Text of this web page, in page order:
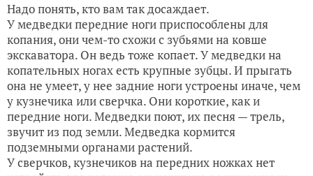
Надо понять, кто вам так досаждает.
У медведки передние ноги приспособлены для
копания, они чем-то схожи с зубьями на ковше
экскаватора. Он ведь тоже копает. У медведки на
копательных ногах есть крупные зубцы. И прыгать
она не умеет, у нее задние ноги устроены иначе, чем
у кузнечика или сверчка. Они короткие, как и
передние ноги. Медведки поют, их песня — трель,
звучит из под земли. Медведка кормится
подземными органами растений.
У сверчков, кузнечиков на передних ножках нет